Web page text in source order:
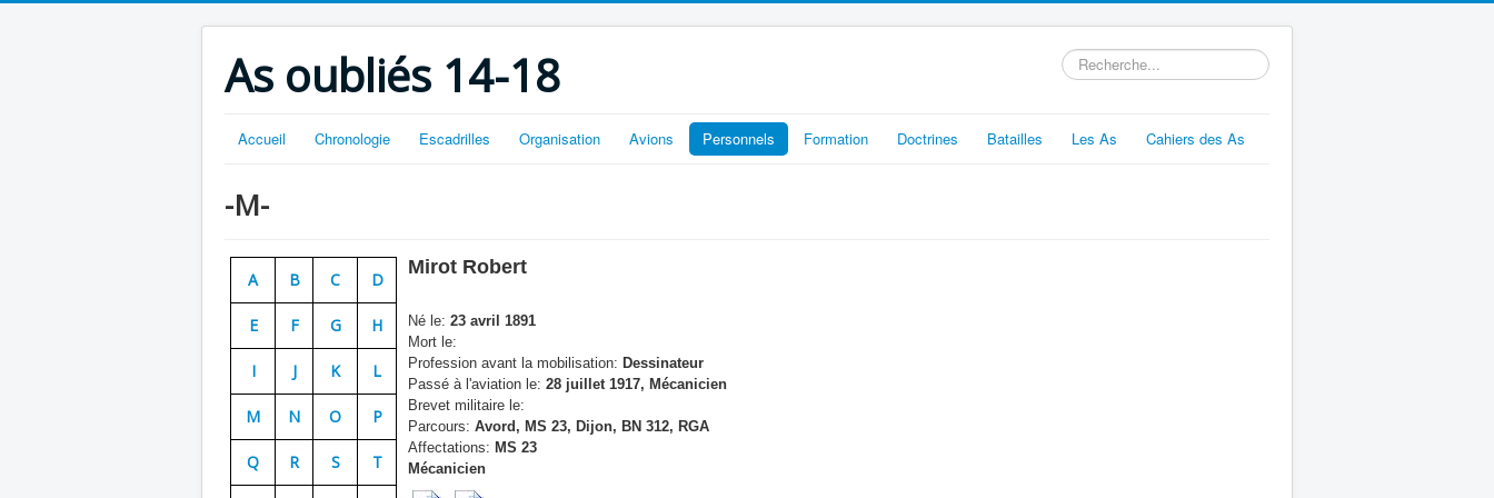
As oubliés 14-18 Rechercher
Accueil Chronologie Escadrilles Organisation Avions Personnels Formation Doctrines Batailles Les As Cahiers des As
-M-
A B C D
E F G H
I J K L
M N O P
Q R S T
Mirot Robert
Né le: 23 avril 1891
Mort le:
Profession avant la mobilisation: Dessinateur
Passé à l'aviation le: 28 juillet 1917, Mécanicien
Brevet militaire le:
Parcours: Avord, MS 23, Dijon, BN 312, RGA
Affectations: MS 23
Mécanicien